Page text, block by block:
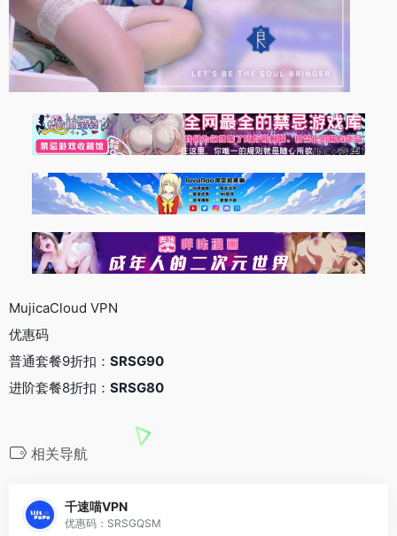
MujicaCloud VPN
优惠码
普通套餐9折扣： SRSG90
进阶套餐8折扣： SRSG80
相关导航
千速喵VPN
优惠码：SRSGQSM